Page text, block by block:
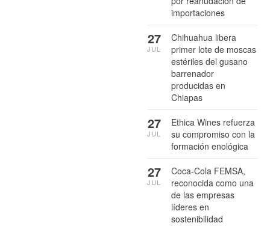
importaciones
Chihuahua libera
primer lote de moscas
estériles del gusano
barrenador
producidas en
Chiapas
27
JUL
Ethica Wines refuerza
su compromiso con la
formación enológica
27
JUL
Coca-Cola FEMSA,
reconocida como una
de las empresas
líderes en
sostenibilidad
27
JUL